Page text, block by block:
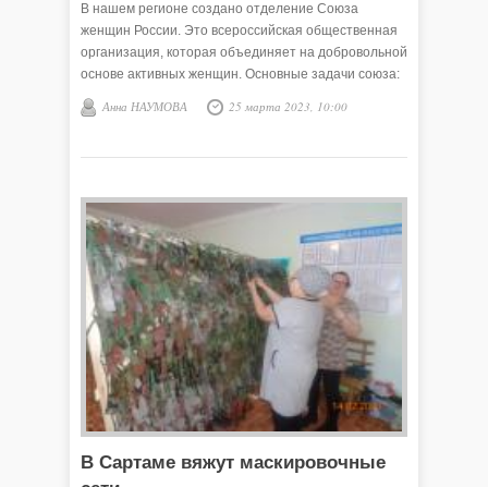
В нашем регионе создано отделение Союза
женщин России. Это всероссийская общественная
организация, которая объединяет на добровольной
основе активных женщин. Основные задачи союза:
содействие повышению статуса женщин в
обществе, их роли в политической, экономической,
прав женщин, забота об укреплении семьи.
Анна НАУМОВА 25 марта 2023, 10:00
В Сартаме вяжут маскировочные